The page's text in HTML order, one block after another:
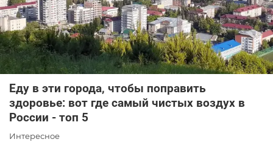
Еду в эти города, чтобы поправить
здоровье: вот где самый чистых воздух в
России - топ 5
Интересное